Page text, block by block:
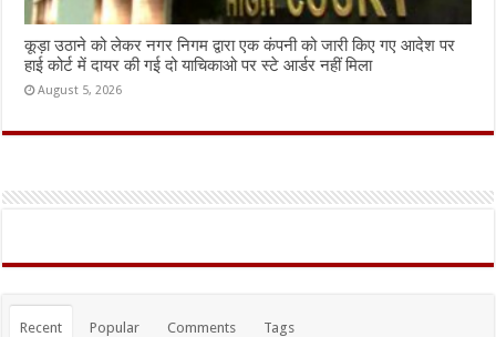
कूड़ा उठाने को लेकर नगर निगम द्वारा एक कंपनी को जारी किए गए आदेश पर
हाई कोर्ट में दायर की गई दो याचिकाओ पर स्टे आर्डर नहीं मिला
August 5, 2026
Recent Popular Comments Tags